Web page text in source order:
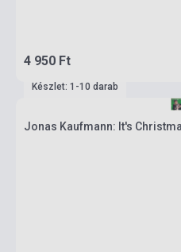
4 950 Ft
Készlet: 1-10 darab
Jonas Kaufmann: It's